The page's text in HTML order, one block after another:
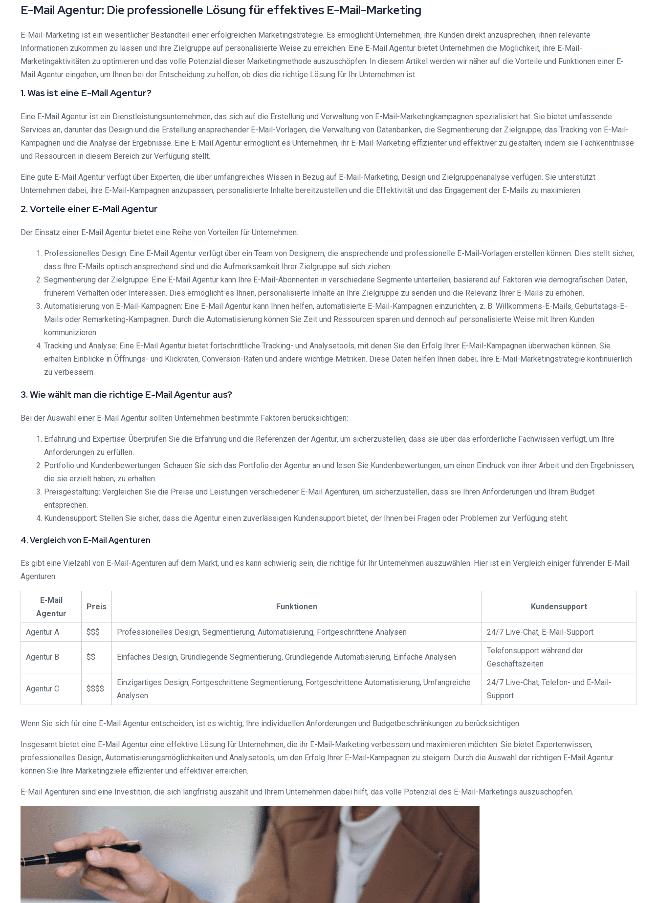
E-Mail Agentur: Die professionelle Lösung für effektives E-Mail-Marketing
E-Mail-Marketing ist ein wesentlicher Bestandteil einer erfolgreichen Marketingstrategie. Es ermöglicht Unternehmen, ihre Kunden direkt anzusprechen, ihnen relevante
Informationen zukommen zu lassen und ihre Zielgruppe auf personalisierte Weise zu erreichen. Eine E-Mail Agentur bietet Unternehmen die Möglichkeit, ihre E-Mail-
Marketingaktivitäten zu optimieren und das volle Potenzial dieser Marketingmethode auszuschöpfen. In diesem Artikel werden wir näher auf die Vorteile und Funktionen einer E-
Mail Agentur eingehen, um Ihnen bei der Entscheidung zu helfen, ob dies die richtige Lösung für Ihr Unternehmen ist.
1. Was ist eine E-Mail Agentur?
Eine E-Mail Agentur ist ein Dienstleistungsunternehmen, das sich auf die Erstellung und Verwaltung von E-Mail-Marketingkampagnen spezialisiert hat. Sie bietet umfassende
Services an, darunter das Design und die Erstellung ansprechender E-Mail-Vorlagen, die Verwaltung von Datenbanken, die Segmentierung der Zielgruppe, das Tracking von E-Mail-
Kampagnen und die Analyse der Ergebnisse. Eine E-Mail Agentur ermöglicht es Unternehmen, ihr E-Mail-Marketing effizienter und effektiver zu gestalten, indem sie Fachkenntnisse
und Ressourcen in diesem Bereich zur Verfügung stellt.
Eine gute E-Mail Agentur verfügt über Experten, die über umfangreiches Wissen in Bezug auf E-Mail-Marketing, Design und Zielgruppenanalyse verfügen. Sie unterstützt
Unternehmen dabei, ihre E-Mail-Kampagnen anzupassen, personalisierte Inhalte bereitzustellen und die Effektivität und das Engagement der E-Mails zu maximieren.
2. Vorteile einer E-Mail Agentur
Der Einsatz einer E-Mail Agentur bietet eine Reihe von Vorteilen für Unternehmen:
Professionelles Design: Eine E-Mail Agentur verfügt über ein Team von Designern, die ansprechende und professionelle E-Mail-Vorlagen erstellen können. Dies stellt sicher,
dass Ihre E-Mails optisch ansprechend sind und die Aufmerksamkeit Ihrer Zielgruppe auf sich ziehen.
Segmentierung der Zielgruppe: Eine E-Mail Agentur kann Ihre E-Mail-Abonnenten in verschiedene Segmente unterteilen, basierend auf Faktoren wie demografischen Daten,
früherem Verhalten oder Interessen. Dies ermöglicht es Ihnen, personalisierte Inhalte an Ihre Zielgruppe zu senden und die Relevanz Ihrer E-Mails zu erhöhen.
Automatisierung von E-Mail-Kampagnen: Eine E-Mail Agentur kann Ihnen helfen, automatisierte E-Mail-Kampagnen einzurichten, z. B. Willkommens-E-Mails, Geburtstags-E-
Mails oder Remarketing-Kampagnen. Durch die Automatisierung können Sie Zeit und Ressourcen sparen und dennoch auf personalisierte Weise mit Ihren Kunden
kommunizieren.
Tracking und Analyse: Eine E-Mail Agentur bietet fortschrittliche Tracking- und Analysetools, mit denen Sie den Erfolg Ihrer E-Mail-Kampagnen überwachen können. Sie
erhalten Einblicke in Öffnungs- und Klickraten, Conversion-Raten und andere wichtige Metriken. Diese Daten helfen Ihnen dabei, Ihre E-Mail-Marketingstrategie kontinuierlich
zu verbessern.
3. Wie wählt man die richtige E-Mail Agentur aus?
Bei der Auswahl einer E-Mail Agentur sollten Unternehmen bestimmte Faktoren berücksichtigen:
Erfahrung und Expertise: Überprüfen Sie die Erfahrung und die Referenzen der Agentur, um sicherzustellen, dass sie über das erforderliche Fachwissen verfügt, um Ihre
Anforderungen zu erfüllen.
Portfolio und Kundenbewertungen: Schauen Sie sich das Portfolio der Agentur an und lesen Sie Kundenbewertungen, um einen Eindruck von ihrer Arbeit und den Ergebnissen,
die sie erzielt haben, zu erhalten.
Preisgestaltung: Vergleichen Sie die Preise und Leistungen verschiedener E-Mail Agenturen, um sicherzustellen, dass sie Ihren Anforderungen und Ihrem Budget
entsprechen.
Kundensupport: Stellen Sie sicher, dass die Agentur einen zuverlässigen Kundensupport bietet, der Ihnen bei Fragen oder Problemen zur Verfügung steht.
4. Vergleich von E-Mail Agenturen
Es gibt eine Vielzahl von E-Mail-Agenturen auf dem Markt, und es kann schwierig sein, die richtige für Ihr Unternehmen auszuwählen. Hier ist ein Vergleich einiger führender E-Mail
Agenturen:
E-Mail
Agentur
Preis Funktionen Kundensupport
Agentur A $$$ Professionelles Design, Segmentierung, Automatisierung, Fortgeschrittene Analysen 24/7 Live-Chat, E-Mail-Support
Agentur B $$ Einfaches Design, Grundlegende Segmentierung, Grundlegende Automatisierung, Einfache Analysen
Telefonsupport während der
Geschäftszeiten
Agentur C $$$$
Einzigartiges Design, Fortgeschrittene Segmentierung, Fortgeschrittene Automatisierung, Umfangreiche
Analysen
24/7 Live-Chat, Telefon- und E-Mail-
Support
Wenn Sie sich für eine E-Mail Agentur entscheiden, ist es wichtig, Ihre individuellen Anforderungen und Budgetbeschränkungen zu berücksichtigen.
Insgesamt bietet eine E-Mail Agentur eine effektive Lösung für Unternehmen, die ihr E-Mail-Marketing verbessern und maximieren möchten. Sie bietet Expertenwissen,
professionelles Design, Automatisierungsmöglichkeiten und Analysetools, um den Erfolg Ihrer E-Mail-Kampagnen zu steigern. Durch die Auswahl der richtigen E-Mail Agentur
können Sie Ihre Marketingziele effizienter und effektiver erreichen.
E-Mail Agenturen sind eine Investition, die sich langfristig auszahlt und Ihrem Unternehmen dabei hilft, das volle Potenzial des E-Mail-Marketings auszuschöpfen.